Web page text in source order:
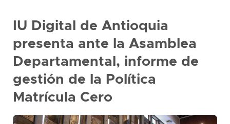
presione
"Ctrl
Este
acceso
directo
activa
IU Digital de Antioquia
presenta ante la Asamblea
Departamental, informe de
gestión de la Política
Matrícula Cero